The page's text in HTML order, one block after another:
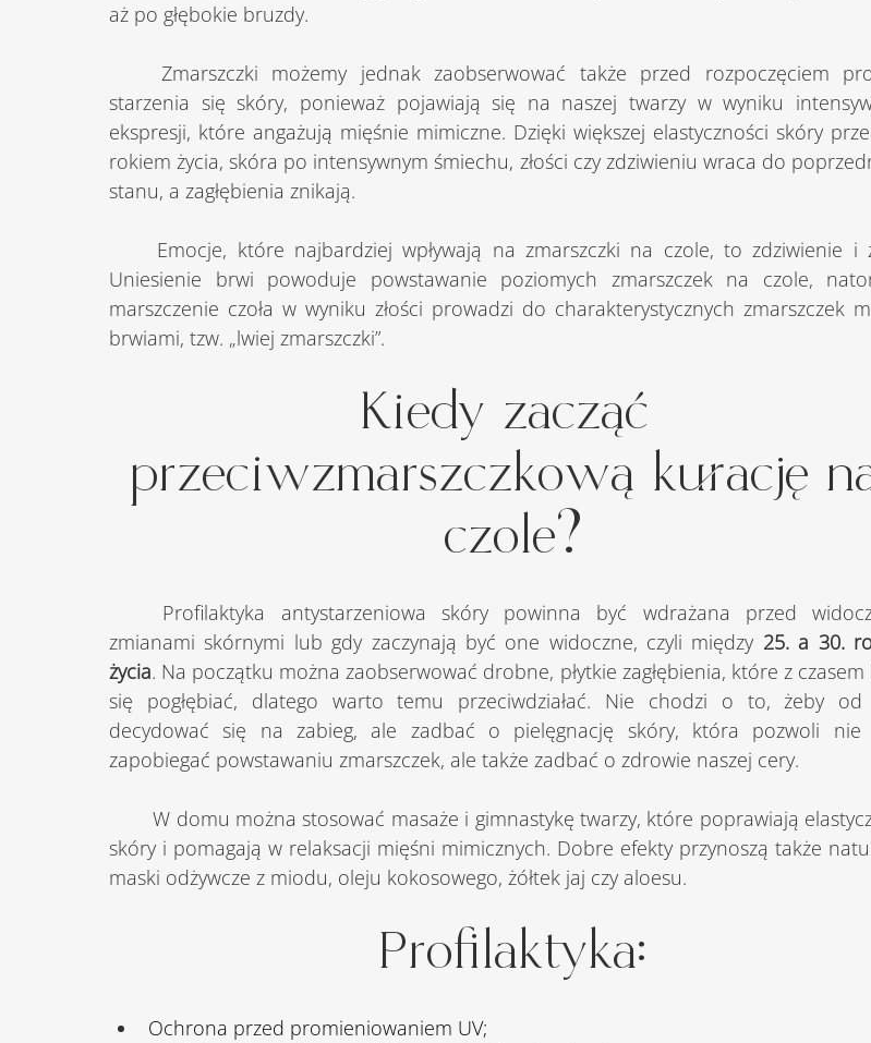
aż po głębokie bruzdy.
starzenia się skóry, ponieważ pojawiają się na naszej twarzy w wyniku
ekspresji, które angażują mięśnie mimiczne. Dzięki większej elastyczności skóry
rokiem życia, skóra po intensywnym śmiechu, złości czy zdziwieniu wraca do
stanu, a zagłębienia znikają.
Uniesienie brwi powoduje powstawanie poziomych zmarszczek na czole,
marszczenie czoła w wyniku złości prowadzi do charakterystycznych zmarszczek
brwiami, tzw. „lwiej zmarszczki”.
Kiedy zacząć
przeciwzmarszczkową kurację
czole?
zmianami skórnymi lub gdy zaczynają być one widoczne, czyli między 25. a 30.
życia. Na początku można zaobserwować drobne, płytkie zagłębienia, które z czasem
się pogłębiać, dlatego warto temu przeciwdziałać. Nie chodzi o to, żeby od
decydować się na zabieg, ale zadbać o pielęgnację skóry, która pozwoli nie
zapobiegać powstawaniu zmarszczek, ale także zadbać o zdrowie naszej cery.
	W domu można stosować masaże i gimnastykę twarzy, które poprawiają elastyczność
skóry i pomagają w relaksacji mięśni mimicznych. Dobre efekty przynoszą także
maski odżywcze z miodu, oleju kokosowego, żółtek jaj czy aloesu.
Profilaktyka:
Ochrona przed promieniowaniem UV;